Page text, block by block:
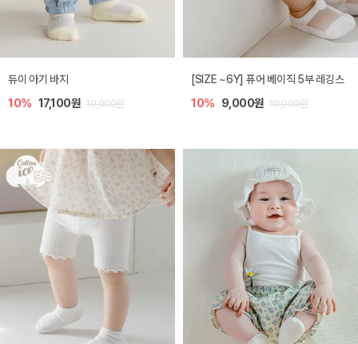
듀이 아기 바지
10% 17,100원 19,000원
[SIZE ~6Y] 퓨어 베이직 5부 레깅스
10% 9,000원 10,000원